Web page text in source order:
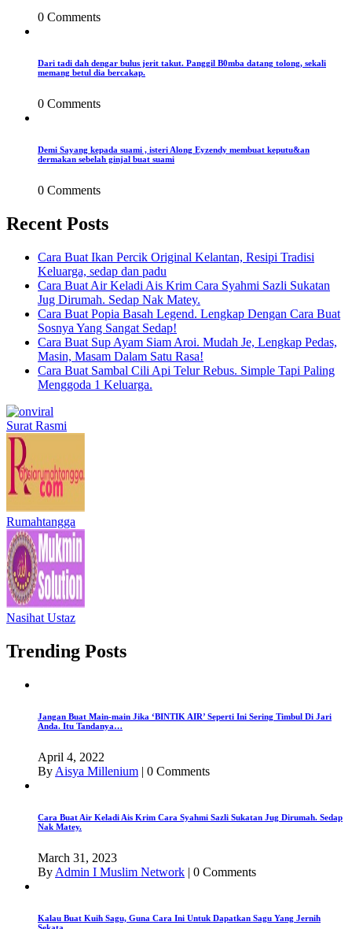
0 Comments
Dari tadi dah dengar bulus jerit takut. Panggil B0mba datang tolong, sekali
memang betul dia bercakap.
0 Comments
Demi Sayang kepada suami , isteri Along Eyzendy membuat keputu&an
dermakan sebelah ginjal buat suami
0 Comments
Recent Posts
Cara Buat Ikan Percik Original Kelantan, Resipi Tradisi
Keluarga, sedap dan padu
Cara Buat Air Keladi Ais Krim Cara Syahmi Sazli Sukatan
Jug Dirumah. Sedap Nak Matey.
Cara Buat Popia Basah Legend. Lengkap Dengan Cara Buat
Sosnya Yang Sangat Sedap!
Cara Buat Sup Ayam Siam Aroi. Mudah Je, Lengkap Pedas,
Masin, Masam Dalam Satu Rasa!
Cara Buat Sambal Cili Api Telur Rebus. Simple Tapi Paling
Menggoda 1 Keluarga.
Surat Rasmi
Rumahtangga
Nasihat Ustaz
Trending Posts
Jangan Buat Main-main Jika ‘BINTIK AIR’ Seperti Ini Sering Timbul Di Jari
Anda. Itu Tandanya…
April 4, 2022
By Aisya Millenium | 0 Comments
Cara Buat Air Keladi Ais Krim Cara Syahmi Sazli Sukatan Jug Dirumah. Sedap
Nak Matey.
March 31, 2023
By Admin I Muslim Network | 0 Comments
Kalau Buat Kuih Sagu, Guna Cara Ini Untuk Dapatkan Sagu Yang Jernih
Sekata.